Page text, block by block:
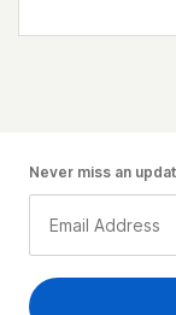
Never miss an